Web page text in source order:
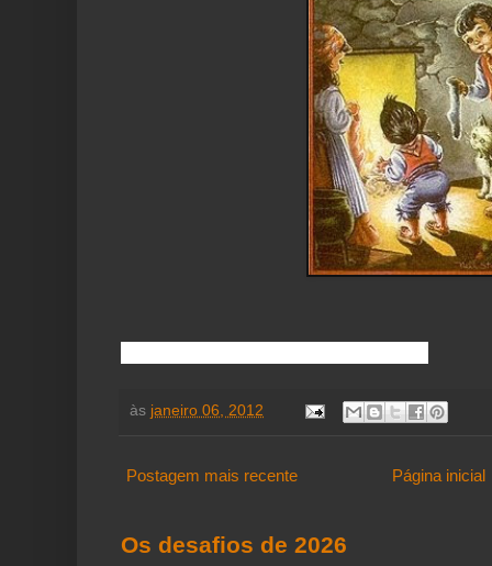
às janeiro 06, 2012
Postagem mais recente Página inicial
Os desafios de 2026